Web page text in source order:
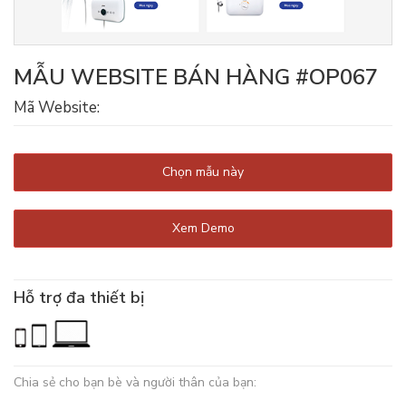
MẪU WEBSITE BÁN HÀNG #OP067
Mã Website:
Chọn mẫu này
Xem Demo
Hỗ trợ đa thiết bị
Chia sẻ cho bạn bè và người thân của bạn: